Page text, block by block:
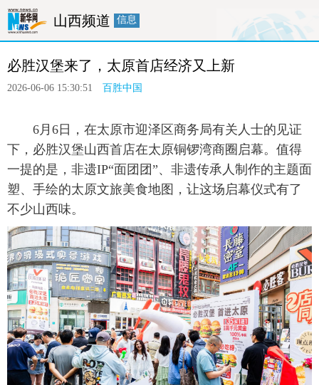
山西频道 信息
产经 医卫 教育 旅游
必胜汉堡来了，太原首店经济又上新
2026-06-06 15:30:51 百胜中国
6月6日，在太原市迎泽区商务局有关人士的见证
下，必胜汉堡山西首店在太原铜锣湾商圈启幕。值得
一提的是，非遗IP“面团团”、非遗传承人制作的主题面
塑、手绘的太原文旅美食地图，让这场启幕仪式有了
不少山西味。